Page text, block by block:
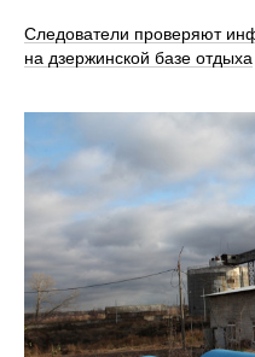
Следователи проверяют
на дзержинской базе отдыха